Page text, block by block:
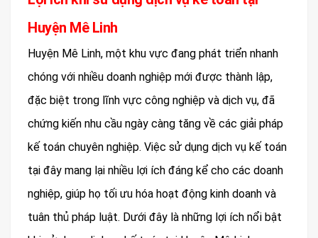
Huyện Mê Linh
Huyện Mê Linh, một khu vực đang phát triển nhanh
chóng với nhiều doanh nghiệp mới được thành lập,
đặc biệt trong lĩnh vực công nghiệp và dịch vụ, đã
chứng kiến nhu cầu ngày càng tăng về các giải pháp
kế toán chuyên nghiệp. Việc sử dụng dịch vụ kế toán
tại đây mang lại nhiều lợi ích đáng kể cho các doanh
nghiệp, giúp họ tối ưu hóa hoạt động kinh doanh và
tuân thủ pháp luật. Dưới đây là những lợi ích nổi bật